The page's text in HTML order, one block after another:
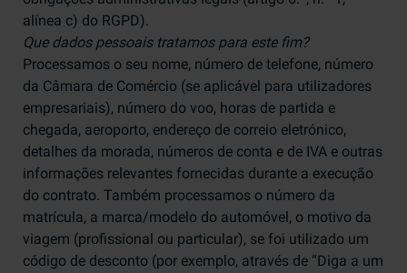
alínea c) do RGPD).
Que dados pessoais tratamos para este fim?
Processamos o seu nome, número de telefone, número
da Câmara de Comércio (se aplicável para utilizadores
empresariais), número do voo, horas de partida e
chegada, aeroporto, endereço de correio eletrónico,
detalhes da morada, números de conta e de IVA e outras
informações relevantes fornecidas durante a execução
do contrato. Também processamos o número da
matrícula, a marca/modelo do automóvel, o motivo da
viagem (profissional ou particular), se foi utilizado um
código de desconto (por exemplo, através de “Diga a um